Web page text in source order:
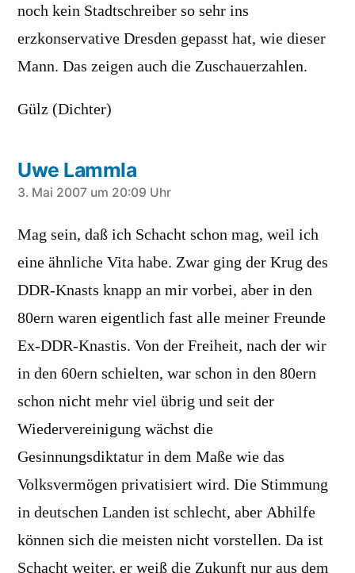
noch kein Stadtschreiber so sehr ins
erzkonservative Dresden gepasst hat, wie dieser
Mann. Das zeigen auch die Zuschauerzahlen.
Gülz (Dichter)
Uwe Lammla
schreibt:
3. Mai 2007 um 20:09 Uhr
Mag sein, daß ich Schacht schon mag, weil ich
eine ähnliche Vita habe. Zwar ging der Krug des
DDR-Knasts knapp an mir vorbei, aber in den
80ern waren eigentlich fast alle meiner Freunde
Ex-DDR-Knastis. Von der Freiheit, nach der wir
in den 60ern schielten, war schon in den 80ern
schon nicht mehr viel übrig und seit der
Wiedervereinigung wächst die
Gesinnungsdiktatur in dem Maße wie das
Volksvermögen privatisiert wird. Die Stimmung
in deutschen Landen ist schlecht, aber Abhilfe
können sich die meisten nicht vorstellen. Da ist
Schacht weiter, er weiß die Zukunft nur aus dem